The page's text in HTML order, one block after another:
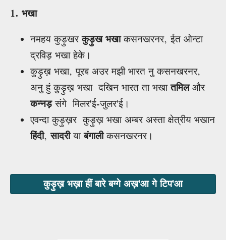
1. भखा
नमहय कुड़ुखरकुड़ुख भखाकसनखरनर, ईत ओन्टा
द्रविड़ भखा हेके।
कुड़ुख़ भखा, पूरब अउर मझी भारत नु कसनखरनर,
अनु हुं कुड़ुख़ भखा दखिन भारत ता भखातमिलऔर
कन्नड़संगे मिलर'ई-जुलर'ई।
एवन्दा कुड़ुख़र कुड़ुख़ भखा अम्बर अस्ता क्षेत्रीय भखान
हिंदी,सादरीयाबंगालीकसनखरनर।
कुड़ुख़ भख़ा हीं बारे बग्गे अख़'आ गे टिप'आ